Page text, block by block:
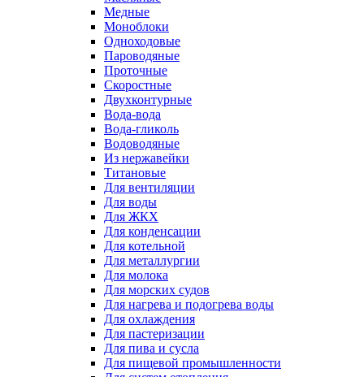
Медные
Моноблоки
Одноходовые
Пароводяные
Проточные
Скоростные
Двухконтурные
Вода-вода
Вода-гликоль
Водоводяные
Из нержавейки
Титановые
Для вентиляции
Для воды
Для ЖКХ
Для конденсации
Для котельной
Для металлургии
Для молока
Для морских судов
Для нагрева и подогрева воды
Для охлаждения
Для пастеризации
Для пива и сусла
Для пищевой промышленности